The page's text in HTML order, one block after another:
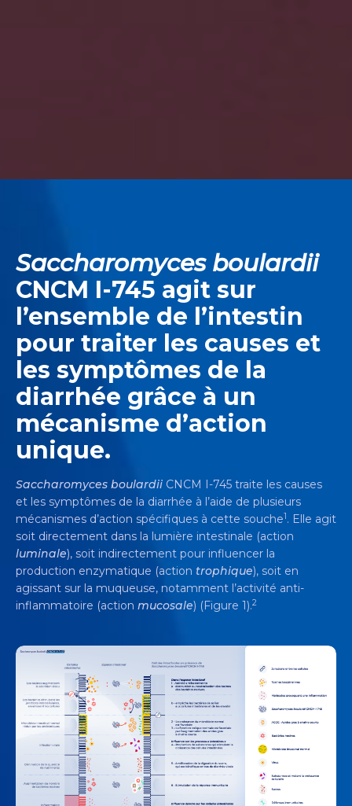
Saccharomyces boulardii
CNCM I-745 agit sur
l’ensemble de l’intestin
pour traiter les causes et
les symptômes de la
diarrhée grâce à un
mécanisme d’action
unique.
Saccharomyces boulardii CNCM I-745 traite les causes
et les symptômes de la diarrhée à l’aide de plusieurs
mécanismes d’action spécifiques à cette souche1. Elle agit
soit directement dans la lumière intestinale (action
luminale), soit indirectement pour influencer la
production enzymatique (action trophique), soit en
agissant sur la muqueuse, notamment l’activité anti-
inflammatoire (action mucosale) (Figure 1).2